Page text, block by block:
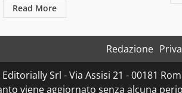
Read More
Redazione
Srl - Via Assisi 21 - 00181
viene aggiornato senza alcuna